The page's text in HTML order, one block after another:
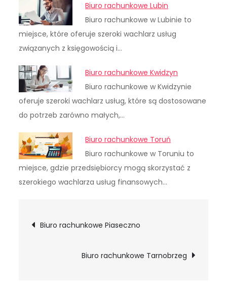
Biuro rachunkowe Lubin
Biuro rachunkowe w Lubinie to
miejsce, które oferuje szeroki wachlarz usług
związanych z księgowością i…
Biuro rachunkowe Kwidzyn
Biuro rachunkowe w Kwidzynie
oferuje szeroki wachlarz usług, które są dostosowane
do potrzeb zarówno małych,…
Biuro rachunkowe Toruń
Biuro rachunkowe w Toruniu to
miejsce, gdzie przedsiębiorcy mogą skorzystać z
szerokiego wachlarza usług finansowych…
Nawigacja
wpisu
Biuro rachunkowe Piaseczno
Biuro rachunkowe Tarnobrzeg